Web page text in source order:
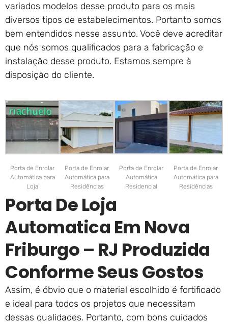
variados modelos desse produto para os mais
diversos tipos de estabelecimentos. Portanto somos
bem entendidos nesse assunto. Você deve acreditar
que nós somos qualificados para a fabricação e
instalação desse produto. Estamos sempre à
disposição do cliente.
Porta de Enrolar
Automática para
Loja
Porta de Enrolar
Automática para
Residências
Porta de Enrolar
Automática
Residencial
Porta de Enrolar
Automática para
Residências
Porta De Loja
Automatica Em Nova
Friburgo – RJ Produzida
Conforme Seus Gostos
Assim, é óbvio que o material escolhido é fortificado
e ideal para todos os projetos que necessitam
dessas qualidades. Portanto, com bons cuidados